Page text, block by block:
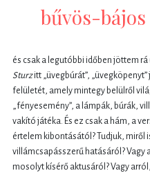
bűvös-
és csak a legutóbbi időben jöttem
Sturzitt „üvegbúrát”,
felületét, amely mintegy belülről
„fényesemény”, a lámpák, búrák,
vakító játéka. És ez csak a hám, a
értelem kibontásától? Tudjuk, miről
villámcsapásszerű hatásáról? Vagy
mosolyt kísérő aktusáról? Vagy